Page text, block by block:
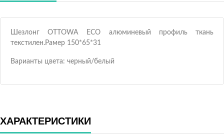
Шезлонг OTTOWA ECO алюминевый профиль ткань
текстилен.Рамер 150*65*31
Варианты цвета: черный/белый
ХАРАКТЕРИСТИКИ